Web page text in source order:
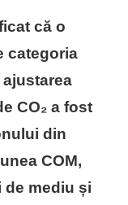
că o
categoria
CO₂ a fost
din
COM,
de mediu și